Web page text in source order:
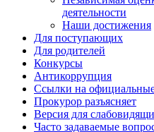
деятельности
Наши достижения
Для поступающих
Для родителей
Конкурсы
Антикоррупция
Ссылки на
Прокурор разъясняет
Версия для
Часто задаваемые